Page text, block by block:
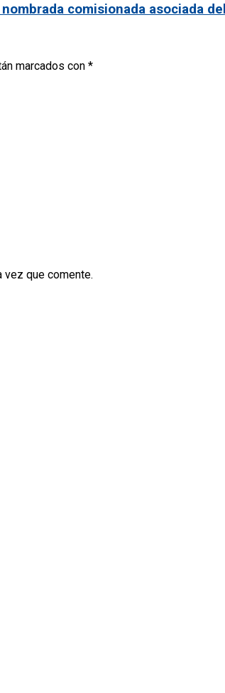
comisionada asociada
marcados con *
vez que comente.